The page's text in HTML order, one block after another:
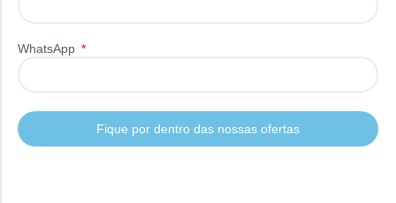
WhatsApp
Fique por dentro das nossas ofertas